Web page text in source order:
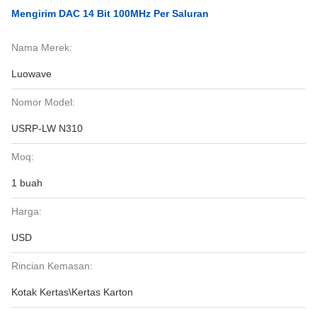
Mengirim DAC 14 Bit 100MHz Per Saluran
Nama Merek:
Luowave
Nomor Model:
USRP-LW N310
Moq:
1 buah
Harga:
USD
Rincian Kemasan:
Kotak Kertas\Kertas Karton